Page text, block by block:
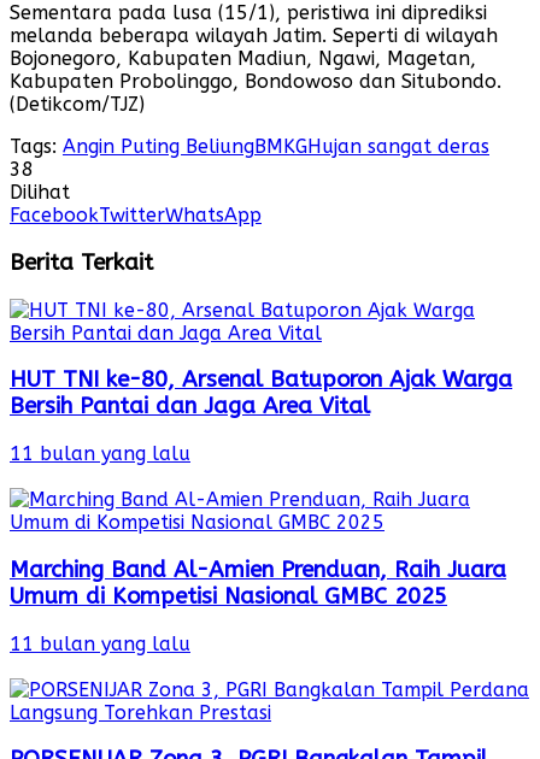
Sementara pada lusa (15/1), peristiwa ini diprediksi
melanda beberapa wilayah Jatim. Seperti di wilayah
Bojonegoro, Kabupaten Madiun, Ngawi, Magetan,
Kabupaten Probolinggo, Bondowoso dan Situbondo.
(Detikcom/TJZ)
Tags: Angin Puting BeliungBMKGHujan sangat deras
38
Dilihat
FacebookTwitterWhatsApp
Berita Terkait
HUT TNI ke-80, Arsenal Batuporon Ajak Warga
Bersih Pantai dan Jaga Area Vital
11 bulan yang lalu
Marching Band Al-Amien Prenduan, Raih Juara
Umum di Kompetisi Nasional GMBC 2025
11 bulan yang lalu